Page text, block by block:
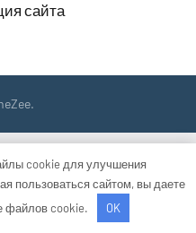
сайта
cookie для улучшения
пользоваться сайтом, вы даете
файлов cookie.
OK